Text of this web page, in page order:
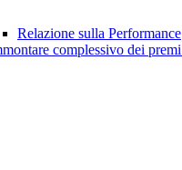
Relazione sulla Performance
complessivo dei premi